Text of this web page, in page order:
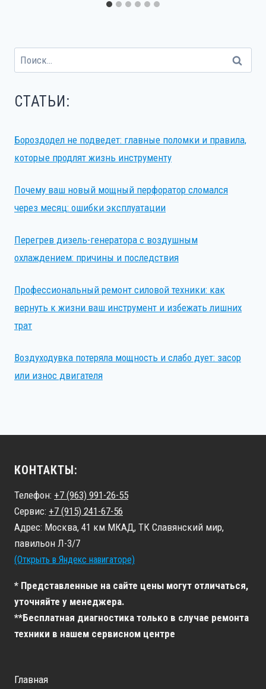
Найти:
СТАТЬИ:
Бороздодел не подведет: главные поломки и правила,
которые продлят жизнь инструменту
Почему ваш новый мощный перфоратор сломался
через месяц: ошибки эксплуатации
Перегрев дизель-генератора с воздушным
охлаждением: причины и последствия
Профессиональный ремонт силовой техники: как
вернуть к жизни ваш инструмент и избежать лишних
трат
Воздуходувка потеряла мощность и слабо дует: засор
или износ двигателя
КОНТАКТЫ:
Телефон: +7 (963) 991-26-55
Сервис: +7 (915) 241-67-56
Адрес: Москва, 41 км МКАД, ТК Славянский мир,
павильон Л-3/7
(Открыть в Яндекс навигаторе)
* Представленные на сайте цены могут отличаться,
уточняйте у менеджера.
**Бесплатная диагностика только в случае ремонта
техники в нашем сервисном центре
Главная